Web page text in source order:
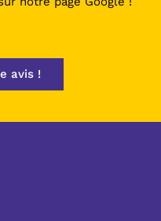
avis !